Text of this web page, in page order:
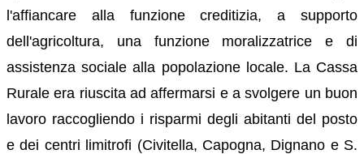
l'affiancare alla funzione creditizia, a supporto
dell'agricoltura, una funzione moralizzatrice e di
assistenza sociale alla popolazione locale. La Cassa
Rurale era riuscita ad affermarsi e a svolgere un buon
lavoro raccogliendo i risparmi degli abitanti del posto
e dei centri limitrofi (Civitella, Capogna, Dignano e S.